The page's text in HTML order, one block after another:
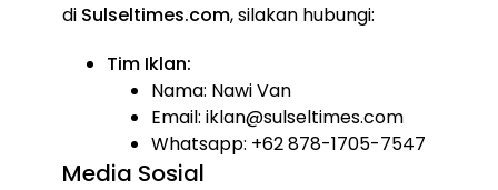
di Sulseltimes.com, silakan hubungi:
Tim Iklan:
Nama: Nawi Van
Email: iklan@sulseltimes.com
Whatsapp: +62 878-1705-7547
Media Sosial